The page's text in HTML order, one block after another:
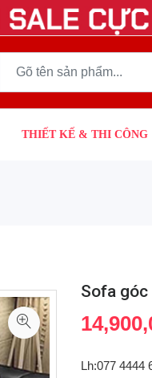
THIẾT KẾ & THI CÔNG
Sofa góc
Lh:077 4444